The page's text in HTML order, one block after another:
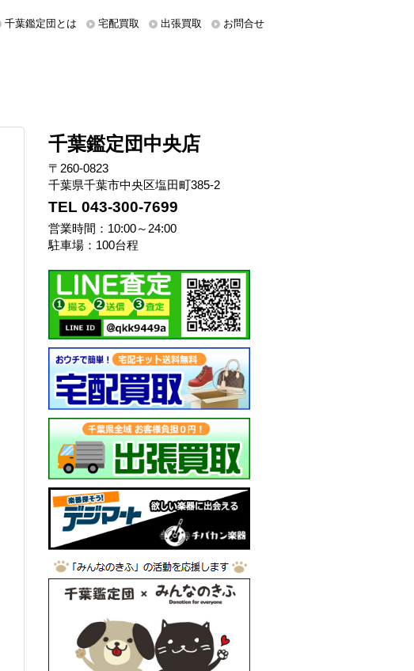
千葉鑑定団とは 宅配買取 出張買取 お問合せ
千葉鑑定団中央店
〒260-0823
千葉県千葉市中央区塩田町385-2
TEL 043-300-7699
営業時間：10:00～24:00
駐車場：100台程